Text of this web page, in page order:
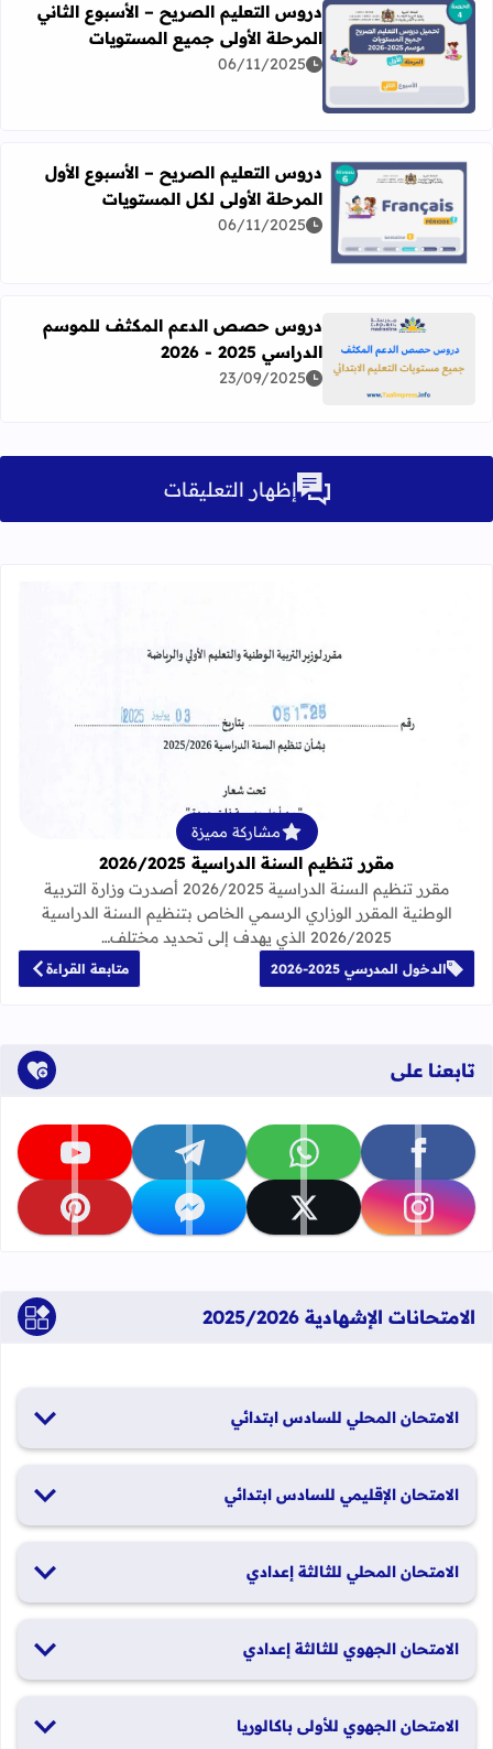
اقرأ المزيد عن دروس التعليم الصريح – الأسبوع الثاني
دروس التعليم الصريح – الأسبوع الثاني
المرحلة الأولى جميع المستويات
06/11/2025
اقرأ المزيد عن دروس التعليم الصريح – الأسبوع الأول
دروس التعليم الصريح – الأسبوع الأول
المرحلة الأولى لكل المستويات
06/11/2025
اقرأ المزيد عن دروس حصص الدعم المكثف للموسم الدراسي 2025 -
دروس حصص الدعم المكثف للموسم
الدراسي 2025 - 2026
23/09/2025
إظهار التعليقات
قراءة المزيد عن مقرر تنظيم السنة الدراسية
مشاركة مميزة
مقرر تنظيم السنة الدراسية 2026/2025
مقرر تنظيم السنة الدراسية 2026/2025 أصدرت وزارة التربية
الوطنية المقرر الوزاري الرسمي الخاص بتنظيم السنة الدراسية
2026/2025 الذي يهدف إلى تحديد مختلف…
الدخول المدرسي 2025-2026 متابعة القراءة
تابعنا على
تابعنا على facebook تابعنا على whatsapp تابعنا على telegram تابعنا على youtube
تابعنا على instagram تابعنا على x تابعنا على messenger تابعنا على pinterest
الامتحانات الإشهادية 2025/2026
الامتحان المحلي للسادس ابتدائي
الامتحان الإقليمي للسادس ابتدائي
الامتحان المحلي للثالثة إعدادي
الامتحان الجهوي للثالثة إعدادي
الامتحان الجهوي للأولى باكالوريا